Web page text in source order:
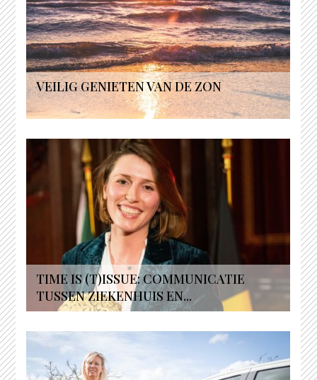
VEILIG GENIETEN VAN DE ZON
TIME IS (T)ISSUE: COMMUNICATIE
TUSSEN ZIEKENHUIS EN...